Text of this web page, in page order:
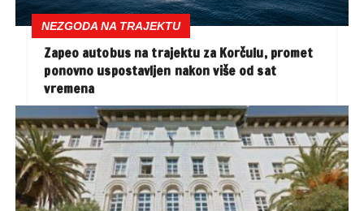
NEZGODA NA TRAJEKTU
Zapeo autobus na trajektu za Korčulu, promet
ponovno uspostavljen nakon više od sat
vremena